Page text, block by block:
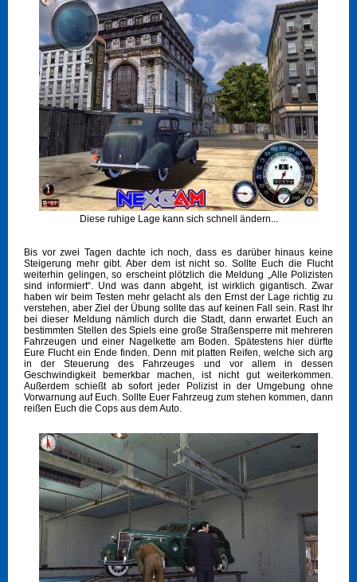
Diese ruhige Lage kann sich schnell ändern...
Bis vor zwei Tagen dachte ich noch, dass es darüber hinaus keine
Steigerung mehr gibt. Aber dem ist nicht so. Sollte Euch die Flucht
weiterhin gelingen, so erscheint plötzlich die Meldung „Alle Polizisten
sind informiert“. Und was dann abgeht, ist wirklich gigantisch. Zwar
haben wir beim Testen mehr gelacht als den Ernst der Lage richtig zu
verstehen, aber Ziel der Übung sollte das auf keinen Fall sein. Rast Ihr
bei dieser Meldung nämlich durch die Stadt, dann erwartet Euch an
bestimmten Stellen des Spiels eine große Straßensperre mit mehreren
Fahrzeugen und einer Nagelkette am Boden. Spätestens hier dürfte
Eure Flucht ein Ende finden. Denn mit platten Reifen, welche sich arg
in der Steuerung des Fahrzeuges und vor allem in dessen
Geschwindigkeit bemerkbar machen, ist nicht gut weiterkommen.
Außerdem schießt ab sofort jeder Polizist in der Umgebung ohne
Vorwarnung auf Euch. Sollte Euer Fahrzeug zum stehen kommen, dann
reißen Euch die Cops aus dem Auto.